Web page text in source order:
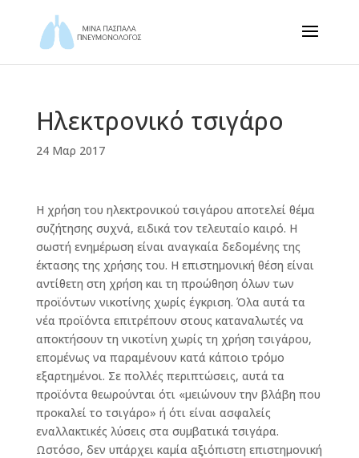
Ηλεκτρονικό τσιγάρο
24 Μαρ 2017
Η χρήση του ηλεκτρονικού τσιγάρου αποτελεί θέμα
συζήτησης συχνά, ειδικά τον τελευταίο καιρό. Η
σωστή ενημέρωση είναι αναγκαία δεδομένης της
έκτασης της χρήσης του. Η επιστημονική θέση είναι
αντίθετη στη χρήση και τη προώθηση όλων των
προϊόντων νικοτίνης χωρίς έγκριση. Όλα αυτά τα
νέα προϊόντα επιτρέπουν στους καταναλωτές να
αποκτήσουν τη νικοτίνη χωρίς τη χρήση τσιγάρου,
επομένως να παραμένουν κατά κάποιο τρόμο
εξαρτημένοι. Σε πολλές περιπτώσεις, αυτά τα
προϊόντα θεωρούνται ότι «μειώνουν την βλάβη που
προκαλεί το τσιγάρο» ή ότι είναι ασφαλείς
εναλλακτικές λύσεις στα συμβατικά τσιγάρα.
Ωστόσο, δεν υπάρχει καμία αξιόπιστη επιστημονική